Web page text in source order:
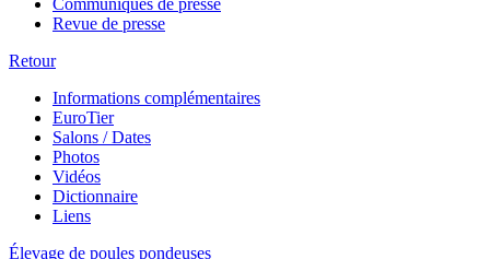
Revue de presse
Retour
Informations complémentaires
EuroTier
Salons / Dates
Photos
Vidéos
Dictionnaire
Liens
Élevage de poules pondeuses